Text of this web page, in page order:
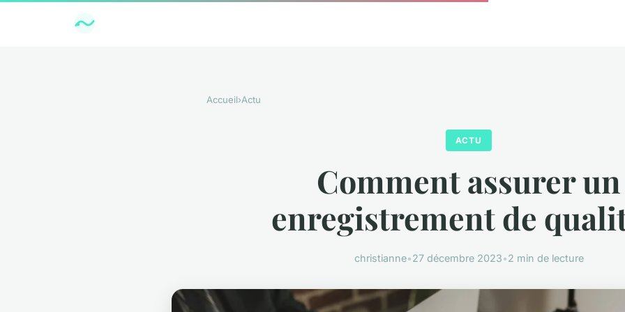
Accueil›Actu
ACTU
Comment assurer un
enregistrement de
christianne•27 décembre 2023•2 min de lecture